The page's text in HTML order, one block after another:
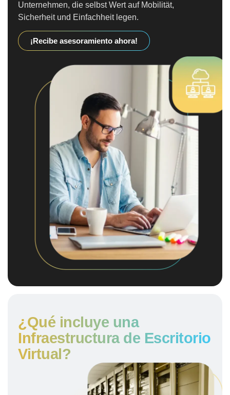
Unternehmen, die selbst Wert auf Mobilität,
Sicherheit und Einfachheit legen.
¡Recibe asesoramiento ahora!
¿Qué incluye una
Infraestructura de Escritorio
Virtual?